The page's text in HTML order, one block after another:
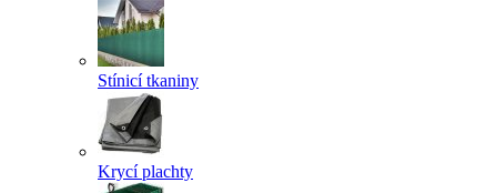
Stínicí tkaniny
Krycí plachty